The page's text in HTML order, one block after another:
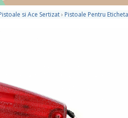
si Ace Sertizat› Pistoale Pentru